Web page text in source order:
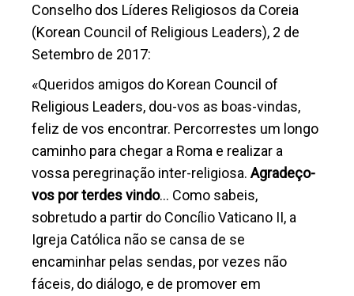
Conselho dos Líderes Religiosos da Coreia
(Korean Council of Religious Leaders), 2 de
Setembro de 2017:
«Queridos amigos do Korean Council of
Religious Leaders, dou-vos as boas-vindas,
feliz de vos encontrar. Percorrestes um longo
caminho para chegar a Roma e realizar a
vossa peregrinação inter-religiosa.Agradeço-
vos por terdes vindo… Como sabeis,
sobretudo a partir do Concílio Vaticano II, a
Igreja Católica não se cansa de se
encaminhar pelas sendas, por vezes não
fáceis, do diálogo, e de promover em